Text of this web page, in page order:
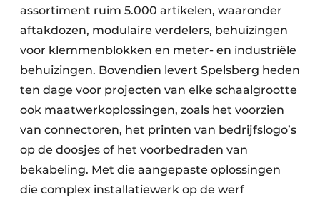
assortiment ruim 5.000 artikelen, waaronder
aftakdozen, modulaire verdelers, behuizingen
voor klemmenblokken en meter- en industriële
behuizingen. Bovendien levert Spelsberg heden
ten dage voor projecten van elke schaalgrootte
ook maatwerkoplossingen, zoals het voorzien
van connectoren, het printen van bedrijfslogo’s
op de doosjes of het voorbedraden van
bekabeling. Met die aangepaste oplossingen
die complex installatiewerk op de werf